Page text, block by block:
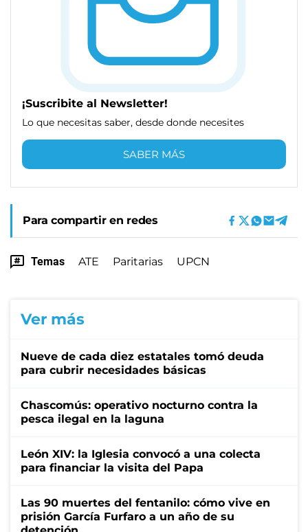
¡Suscribite al Newsletter!
Lo que necesitas saber, desde donde necesites
SABER MÁS
Para compartir en redes
Temas ATE Paritarias UPCN
Ver más
Nueve de cada diez estatales tomó deuda
para cubrir necesidades básicas
Chascomús: operativo nocturno contra la
pesca ilegal en la laguna
León XIV: la Iglesia convocó a una colecta
para financiar la visita del Papa
Las 90 muertes del fentanilo: cómo vive en
prisión García Furfaro a un año de su